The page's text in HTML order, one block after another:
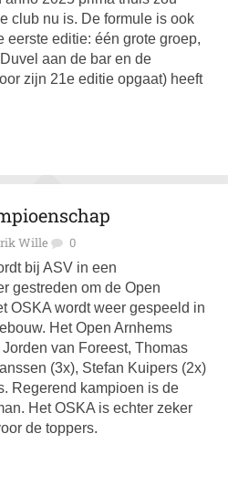
club nu is. De formule is ook
eerste editie: één grote groep,
aan de bar en de
zijn 21e editie opgaat) heeft
Wille 0
bij ASV in een
gestreden om de Open
OSKA wordt weer gespeeld in
Het Open Arnhems
van Foreest, Thomas
(3x), Stefan Kuipers (2x)
Regerend kampioen is de
Het OSKA is echter zeker
de toppers.